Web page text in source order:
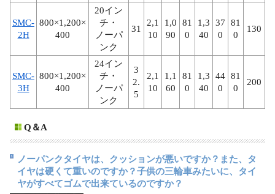
SMC-
2H
800×1,200×
400
20イン
チ・
ノーパ
ンク
31
2,1
10
1,0
90
81
0
1,3
40
37
0
81
0
130
SMC-
3H
800×1,200×
400
24イン
チ・
ノーパ
ンク
3
2.
5
2,1
10
1,1
60
81
0
1,3
40
44
0
81
0
200
Q＆A
ノーパンクタイヤは、クッションが悪いですか？また、タ
イヤは硬くて重いのですか？子供の三輪車みたいに、タイ
ヤがすべてゴムで出来ているのですか？